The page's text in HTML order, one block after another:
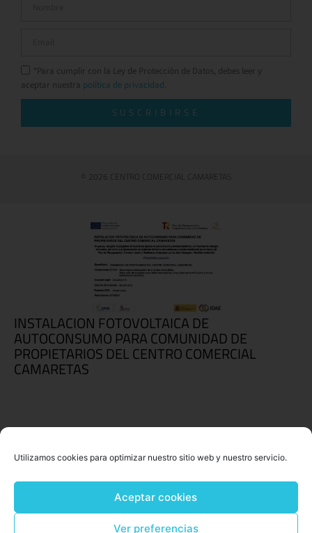
Utilizamos cookies para optimizar nuestro sitio web y nuestro servicio.
Aceptar cookies
Ver preferencias
*Para cumplir con la Ley de Protección de Datos, debes leer y
aceptar nuestra política de privacidad.
SUSCRIBIRSE
© 2026 CENTRO COMERCIAL CAMARETAS
INSTALACION FOTOVOLTAICA DE
AUTOCONSUMO PARA COMUNIDAD DE
PROPIETARIOS DEL CENTRO COMERCIAL
CAMARETAS